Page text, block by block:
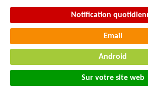
Notification
Email
Android
Sur votre site web